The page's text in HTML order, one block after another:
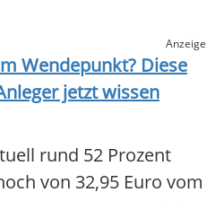
Anzeige
Wendepunkt? Diese
jetzt wissen
rund 52 Prozent
von 32,95 Euro vom